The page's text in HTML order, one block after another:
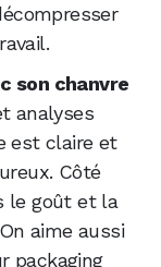
son chanvre
analyses
est claire et
Côté
le goût et la
aime aussi
packaging